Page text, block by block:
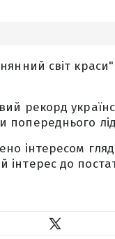
світ
рекорд
інтересом
до